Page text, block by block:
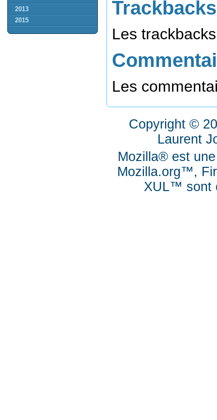
Trackbacks
Les
Les
2013
2015
Copyright ©
Laurent
Mozilla® est
Mozilla.org™,
XUL™ sont